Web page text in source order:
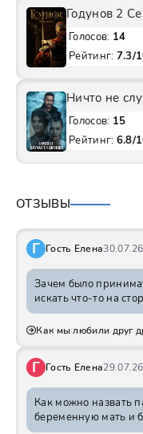
Годунов 2
Голосов: 14
Рейтинг: 7.3/
Ничто не
Голосов: 15
Рейтинг: 6.8/
ОТЗЫВЫ
Г Гость Елена30.07.26
Зачем было
искать что-то на
Как мы любили друг
Г Гость Елена29.07.26
Как можно назвать
беременную мать и